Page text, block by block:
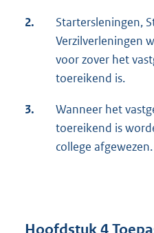
2.
Startersleningen,
Verzilverleningen
voor zover het
toereikend is.
3.
Wanneer het
toereikend is
college afgewezen.
Hoofdstuk 4